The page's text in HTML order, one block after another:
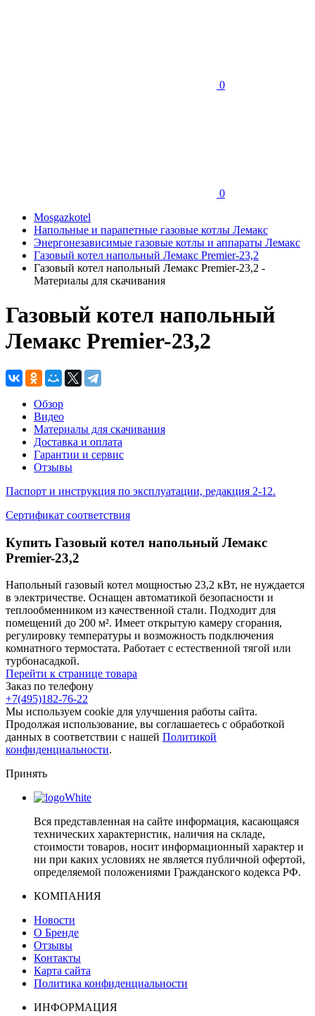
0
0
Mosgazkotel
Напольные и парапетные газовые котлы Лемакс
Энергонезависимые газовые котлы и аппараты Лемакс
Газовый котел напольный Лемакс Premier-23,2
Газовый котел напольный Лемакс Premier-23,2 -
Материалы для скачивания
Газовый котел напольный
Лемакс Premier-23,2
Обзор
Видео
Материалы для скачивания
Доставка и оплата
Гарантии и сервис
Отзывы
Паспорт и инструкция по эксплуатации, редакция 2-12.
Сертификат соответствия
Купить Газовый котел напольный Лемакс
Premier-23,2
Напольный газовый котел мощностью 23,2 кВт, не нуждается
в электричестве. Оснащен автоматикой безопасности и
теплообменником из качественной стали. Подходит для
помещений до 200 м². Имеет открытую камеру сгорания,
регулировку температуры и возможность подключения
комнатного термостата. Работает с естественной тягой или
турбонасадкой.
Перейти к странице товара
Заказ по телефону
+7(495)182-76-22
Мы используем cookie для улучшения работы сайта.
Продолжая использование, вы соглашаетесь с обработкой
данных в соответствии с нашей Политикой
конфиденциальности.
Принять
Вся представленная на сайте информация, касающаяся
технических характеристик, наличия на складе,
стоимости товаров, носит информационный характер и
ни при каких условиях не является публичной офертой,
определяемой положениями Гражданского кодекса РФ.
КОМПАНИЯ
Новости
О Бренде
Отзывы
Контакты
Карта сайта
Политика конфиденциальности
ИНФОРМАЦИЯ